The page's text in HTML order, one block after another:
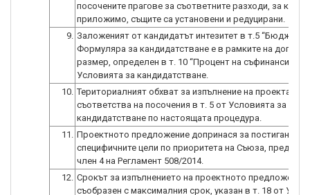
посочените прагове за съответните разходи, за
приложимо, същите са установени и редуцирани.
9. Заложеният от кандидатът интезитет в т.5 “Бюджет”
Формуляра за кандидатстване е в рамките на
размер, определен в т. 10 “Процент на
Условията за кандидатстване.
10. Териториалният обхват за изпълнение на проекта
съответства на посочения в т. 5 от Условията за
кандидатстване по настоящата процедура.
11. Проектното предложение допринася за постигане на
специфичните цели по приоритета на Съюза,
член 4 на Регламент 508/2014.
12. Срокът за изпълнението на проектното предложение
съобразен с максималния срок, указан в т. 18 от